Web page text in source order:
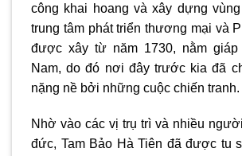
công khai hoang và xây dựng
trung tâm phát triển thương mại và
được xây từ năm 1730, nằm
Nam, do đó nơi đây trước kia đã
nặng nề bởi những cuộc chiến tranh.
Nhờ vào các vị trụ trì và nhiều
đức, Tam Bảo Hà Tiên đã được tu